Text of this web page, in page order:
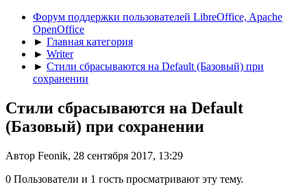
Форум поддержки пользователей LibreOffice, Apache
OpenOffice
► Главная категория
► Writer
► Стили сбрасываются на Default (Базовый) при
сохранении
Стили сбрасываются на Default
(Базовый) при сохранении
Автор Feonik, 28 сентября 2017, 13:29
0 Пользователи и 1 гость просматривают эту тему.